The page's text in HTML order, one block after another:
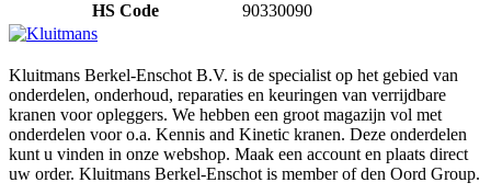
HS Code 90330090
Kluitmans Berkel-Enschot B.V. is de specialist op het gebied van
onderdelen, onderhoud, reparaties en keuringen van verrijdbare
kranen voor opleggers. We hebben een groot magazijn vol met
onderdelen voor o.a. Kennis and Kinetic kranen. Deze onderdelen
kunt u vinden in onze webshop. Maak een account en plaats direct
uw order. Kluitmans Berkel-Enschot is member of den Oord Group.